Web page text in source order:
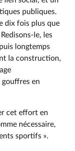
publiques.
dix fois plus que
le, les
longtemps
la construction,
en
cet effort en
nécessaire,
sportifs ».